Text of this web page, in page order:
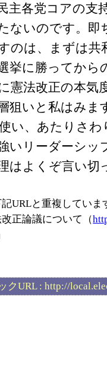
主各党コアの支
ないのです。即
のは、まずは共
挙に勝ってから
憲法改正の本気
狙いと私はみま
い、あたりさ
いリーダーシッ
はよくぞ言い切
URLと重複していま
改正論議について（
クURL : http://